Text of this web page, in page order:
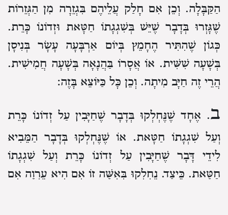
הַקַּבָּלָה. וְכֵן אִם חָלַק עֲלֵיהֶם בִּגְזֵרָה מִן הַגְּזֵרוֹת
שֶׁגָּזְרוּ בְּדָבָר שֶׁיֵּשׁ בְּשִׁגְגָתוֹ חַטָּאת וּזְדוֹנוֹ כָּרֵת.
כְּגוֹן שֶׁהִתִּיר הֶחָמֵץ בְּיוֹם אַרְבָּעָה עָשָׂר בְּנִיסָן
בְּשָׁעָה שִׁשִּׁית. אוֹ אֲסָרוֹ בַּהֲנָאָה בְּשָׁעָה חֲמִישִׁית.
הֲרֵי זֶה חַיָּב מִיתָה. וְכֵן כָּל כַּיּוֹצֵא בָּזֶה:
ב. אֶחָד שֶׁנֶּחְלְקוּ בְּדָבָר שֶׁחַיָּבִין עַל זְדוֹנוֹ כָּרֵת
וְעַל שִׁגְגָתוֹ חַטָּאת. אוֹ שֶׁנֶּחְלְקוּ בְּדָבָר הַמֵּבִיא
לִידֵי דָּבָר שֶׁחַיָּבִין עַל זְדוֹנוֹ כָּרֵת וְעַל שִׁגְגָתוֹ
חַטָּאת. כֵּיצַד. נֶחְלְקוּ בְּאִשָּׁה זוֹ אִם הִיא עֶרְוָה אִם